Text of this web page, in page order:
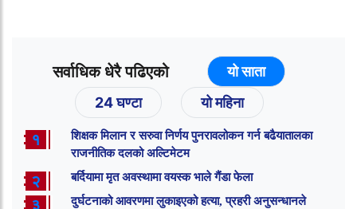
सर्वाधिक धेरै पढिएको
यो साता
24 घण्टा
यो महिना
१
शिक्षक मिलान र सरुवा निर्णय पुनरावलोकन गर्न बढैयातालका
राजनीतिक दलको अल्टिमेटम
२ बर्दियामा मृत अवस्थामा वयस्क भाले गैंडा फेला
३
दुर्घटनाको आवरणमा लुकाइएको हत्या, प्रहरी अनुसन्धानले